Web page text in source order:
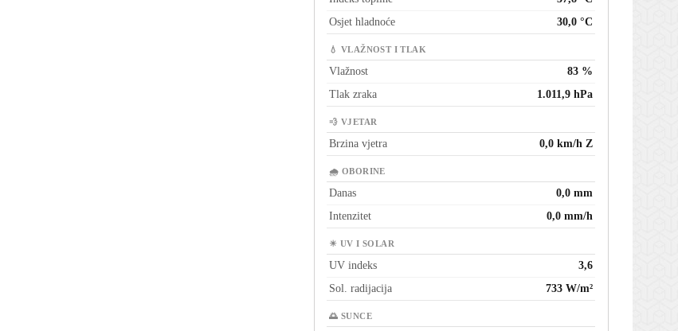
Osjet hladnoće
30,0 °C
💧 VLAŽNOST I TLAK
Vlažnost
83 %
Tlak zraka
1.011,9 hPa
💨 VJETAR
Brzina vjetra 0,0 km/h Z
🌧 OBORINE
Danas
0,0 mm
Intenzitet
0,0 mm/h
☀ UV I SOLAR
UV indeks
3,6
Sol. radijacija
733 W/m²
🌅 SUNCE